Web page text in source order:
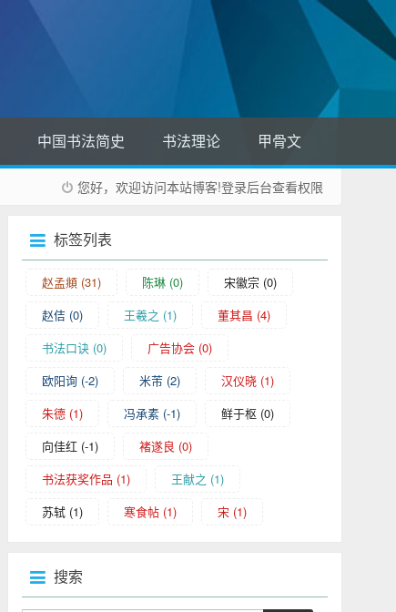
中国书法简史 书法理论 甲骨文
您好，欢迎访问本站博客!登录后台查看权限
标签列表
赵孟頫 (31) 陈琳 (0) 宋徽宗 (0)
赵佶 (0) 王羲之 (1) 董其昌 (4)
书法口诀 (0) 广告协会 (0)
欧阳询 (-2) 米芾 (2) 汉仪晓 (1)
朱德 (1) 冯承素 (-1) 鲜于枢 (0)
向佳红 (-1) 褚遂良 (0)
书法获奖作品 (1) 王献之 (1)
苏轼 (1) 寒食帖 (1) 宋 (1)
搜索